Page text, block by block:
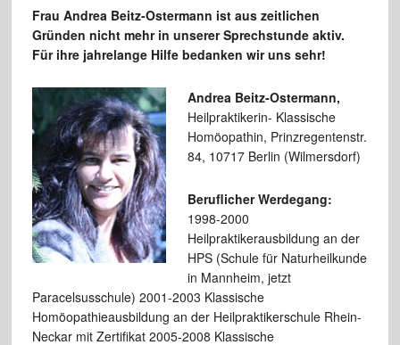
Frau Andrea Beitz-Ostermann ist aus zeitlichen
Gründen nicht mehr in unserer Sprechstunde aktiv.
Für ihre jahrelange Hilfe bedanken wir uns sehr!
Andrea Beitz-Ostermann,
Heilpraktikerin- Klassische
Homöopathin, Prinzregentenstr.
84, 10717 Berlin (Wilmersdorf)
Beruflicher Werdegang:
1998-2000
Heilpraktikerausbildung an der
HPS (Schule für Naturheilkunde
in Mannheim, jetzt
Paracelsusschule) 2001-2003 Klassische
Homöopathieausbildung an der Heilpraktikerschule Rhein-
Neckar mit Zertifikat 2005-2008 Klassische